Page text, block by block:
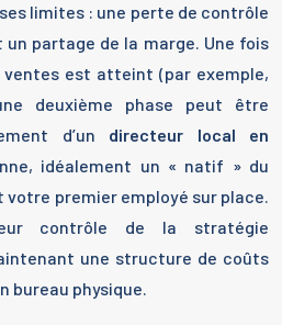
limites : une perte de contrôle
un partage de la marge. Une fois
ventes est atteint (par exemple,
deuxième phase peut être
d’un directeur local en
idéalement un « natif » du
premier employé sur place.
contrôle de la stratégie
une structure de coûts
bureau physique.